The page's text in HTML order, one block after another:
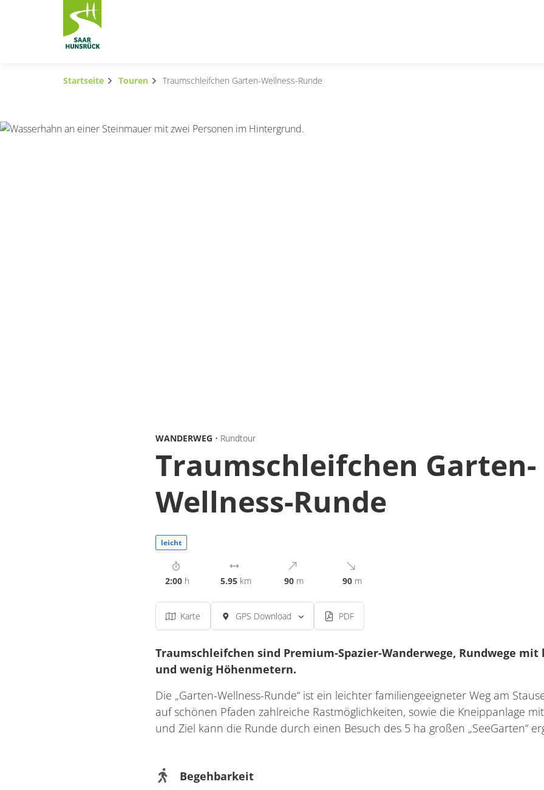
Zum Hauptinhalt springen
Startseite Touren Traumschleifchen Garten-Wellness-Runde
WANDERWEG • Rundtour
Traumschleifchen Garten-
Wellness-Runde
leicht
2:00 h 5.95 km 90 m 90 m
Karte GPS Download PDF
Traumschleifchen sind Premium-Spazier-Wanderwege, Rundwege mit
und wenig Höhenmetern.
Die „Garten-Wellness-Runde“ ist ein leichter familiengeeigneter Weg am
auf schönen Pfaden zahlreiche Rastmöglichkeiten, sowie die Kneippanlage
und Ziel kann die Runde durch einen Besuch des 5 ha großen „SeeGarten“
Begehbarkeit